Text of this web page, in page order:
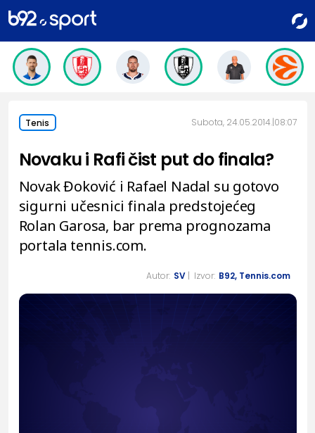
Tenis Subota, 24.05.2014. 08:07
Novaku i Rafi čist put do finala?
Novak Đoković i Rafael Nadal su gotovo
sigurni učesnici finala predstojećeg
Rolan Garosa, bar prema prognozama
portala tennis.com.
Autor: SV| Izvor: B92, Tennis.com